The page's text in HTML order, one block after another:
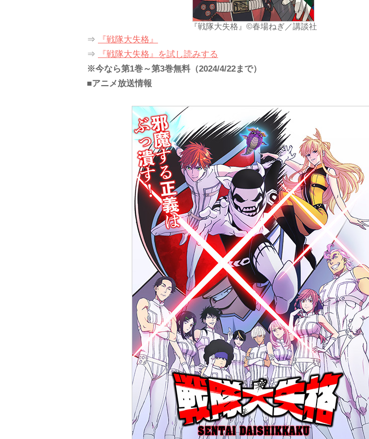
『戦隊大失格』©春場ねぎ／講談社
⇒
『戦隊大失格』
⇒
『戦隊大失格』を試し読みする
※今なら第1巻～第3巻無料（2024/4/22まで）
■アニメ放送情報